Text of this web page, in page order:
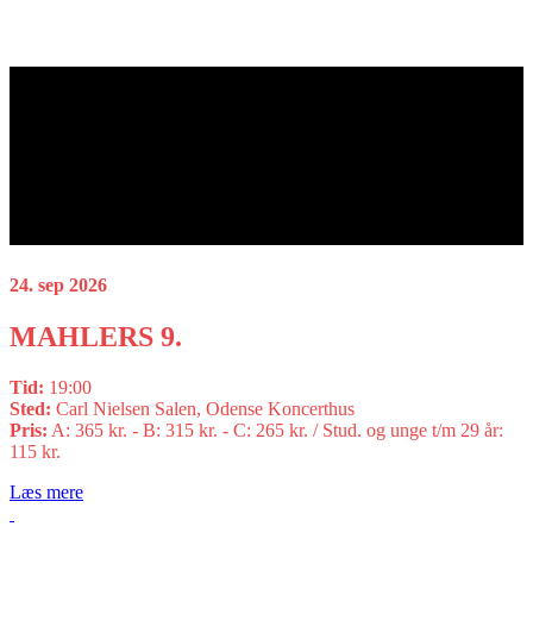
24. sep 2026
MAHLERS 9.
Tid: 19:00
Sted: Carl Nielsen Salen, Odense Koncerthus
Pris: A: 365 kr. - B: 315 kr. - C: 265 kr. / Stud. og unge t/m 29 år:
115 kr.
Læs mere